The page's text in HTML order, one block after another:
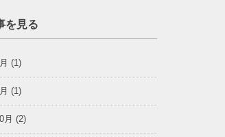
を見る
(1)
(1)
月 (2)